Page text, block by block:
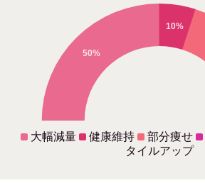
50%
10%
大幅減量 健康維持 部分痩せ
タイルアップ